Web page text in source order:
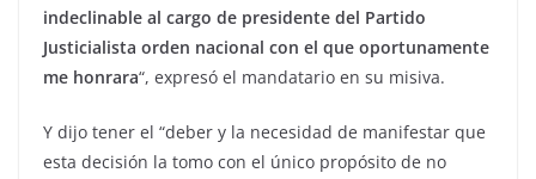
indeclinable al cargo de presidente del Partido
Justicialista orden nacional con el que oportunamente
me honrara“, expresó el mandatario en su misiva.
Y dijo tener el “deber y la necesidad de manifestar que
esta decisión la tomo con el único propósito de no